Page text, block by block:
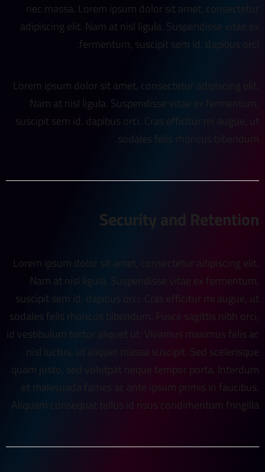
nec massa. Lorem ipsum dolor sit amet, consectetur
adipiscing elit. Nam at nisl ligula. Suspendisse vitae ex
fermentum, suscipit sem id, dapibus orci.
Lorem ipsum dolor sit amet, consectetur adipiscing elit.
Nam at nisl ligula. Suspendisse vitae ex fermentum,
suscipit sem id, dapibus orci. Cras efficitur mi augue, ut
sodales felis rhoncus bibendum.
Security and Retention
Lorem ipsum dolor sit amet, consectetur adipiscing elit.
Nam at nisl ligula. Suspendisse vitae ex fermentum,
suscipit sem id, dapibus orci. Cras efficitur mi augue, ut
sodales felis rhoncus bibendum. Fusce sagittis nibh orci,
id vestibulum tortor aliquet ut. Vivamus maximus felis ac
nisl luctus, ut aliquet massa suscipit. Sed scelerisque
quam justo, sed volutpat neque tempor porta. Interdum
et malesuada fames ac ante ipsum primis in faucibus.
Aliquam consequat tellus id risus condimentum fringilla.